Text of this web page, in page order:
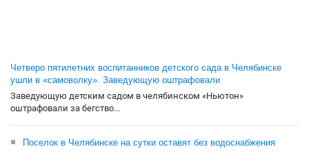
Четверо пятилетних воспитанников детского сада в Челябинске
ушли в «самоволку». Заведующую оштрафовали
Заведующую детским садом в челябинском «Ньютон»
оштрафовали за бегство...
Поселок в Челябинске на сутки оставят без водоснабжения